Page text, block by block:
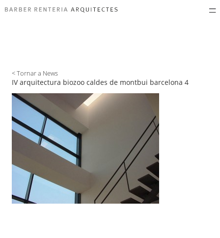
< Tornar a News
IV arquitectura biozoo caldes de montbui barcelona 4